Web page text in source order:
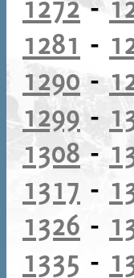
1281 -
1290-
1299-
1308-
1317 -
1326 -
1335 -